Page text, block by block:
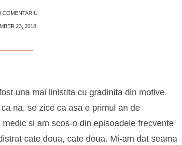
COMENTARIU
23, 2018
una mai linistita cu gradinita din motive
na, se zice ca asa e primul an de
si am scos-o din episoadele frecvente
cate doua, cate doua. Mi-am dat seama